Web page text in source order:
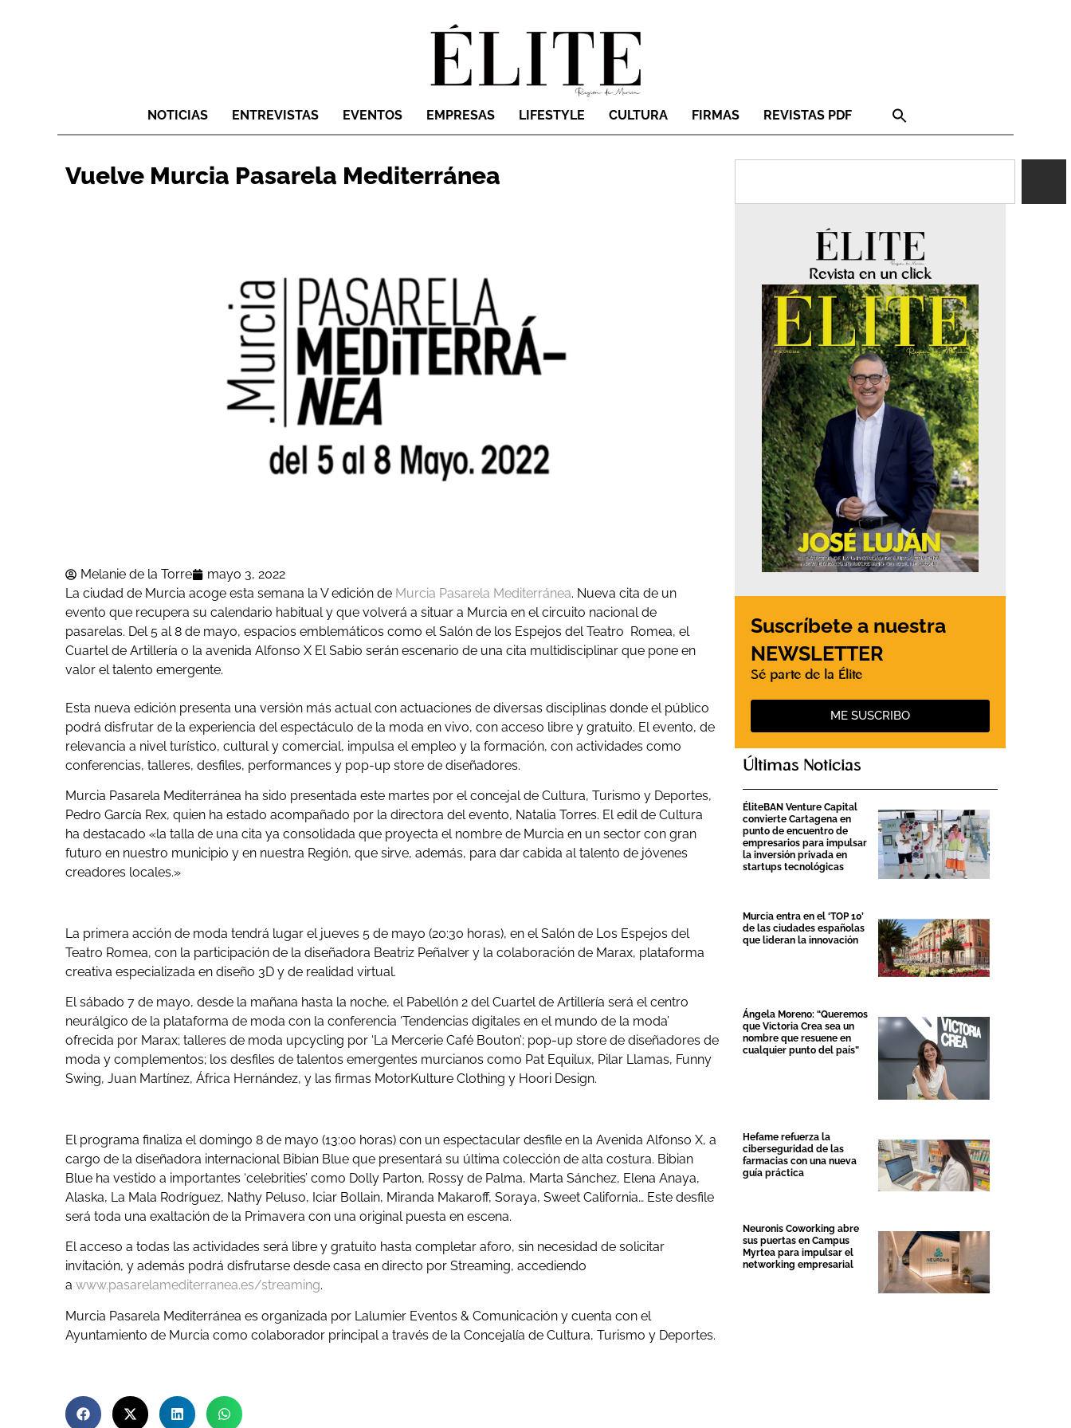
NOTICIAS ENTREVISTAS EVENTOS EMPRESAS LIFESTYLE CULTURA FIRMAS REVISTAS PDF
Vuelve Murcia Pasarela Mediterránea
Melanie de la Torre
mayo 3, 2022
La ciudad de Murcia acoge esta semana la V edición de Murcia Pasarela Mediterránea. Nueva cita de un
evento que recupera su calendario habitual y que volverá a situar a Murcia en el circuito nacional de
pasarelas. Del 5 al 8 de mayo, espacios emblemáticos como el Salón de los Espejos del Teatro Romea, el
Cuartel de Artillería o la avenida Alfonso X El Sabio serán escenario de una cita multidisciplinar que pone en
valor el talento emergente.
Esta nueva edición presenta una versión más actual con actuaciones de diversas disciplinas donde el público
podrá disfrutar de la experiencia del espectáculo de la moda en vivo, con acceso libre y gratuito. El evento, de
relevancia a nivel turístico, cultural y comercial, impulsa el empleo y la formación, con actividades como
conferencias, talleres, desfiles, performances y pop-up store de diseñadores.
Murcia Pasarela Mediterránea ha sido presentada este martes por el concejal de Cultura, Turismo y Deportes,
Pedro García Rex, quien ha estado acompañado por la directora del evento, Natalia Torres. El edil de Cultura
ha destacado «la talla de una cita ya consolidada que proyecta el nombre de Murcia en un sector con gran
futuro en nuestro municipio y en nuestra Región, que sirve, además, para dar cabida al talento de jóvenes
creadores locales.»
La primera acción de moda tendrá lugar el jueves 5 de mayo (20:30 horas), en el Salón de Los Espejos del
Teatro Romea, con la participación de la diseñadora Beatriz Peñalver y la colaboración de Marax, plataforma
creativa especializada en diseño 3D y de realidad virtual.
El sábado 7 de mayo, desde la mañana hasta la noche, el Pabellón 2 del Cuartel de Artillería será el centro
neurálgico de la plataforma de moda con la conferencia ‘Tendencias digitales en el mundo de la moda’
ofrecida por Marax; talleres de moda upcycling por ‘La Mercerie Café Bouton’; pop-up store de diseñadores de
moda y complementos; los desfiles de talentos emergentes murcianos como Pat Equilux, Pilar Llamas, Funny
Swing, Juan Martínez, África Hernández, y las firmas MotorKulture Clothing y Hoori Design.
El programa finaliza el domingo 8 de mayo (13:00 horas) con un espectacular desfile en la Avenida Alfonso X, a
cargo de la diseñadora internacional Bibian Blue que presentará su última colección de alta costura. Bibian
Blue ha vestido a importantes ‘celebrities’ como Dolly Parton, Rossy de Palma, Marta Sánchez, Elena Anaya,
Alaska, La Mala Rodríguez, Nathy Peluso, Iciar Bollain, Miranda Makaroff, Soraya, Sweet California… Este desfile
será toda una exaltación de la Primavera con una original puesta en escena.
El acceso a todas las actividades será libre y gratuito hasta completar aforo, sin necesidad de solicitar
invitación, y además podrá disfrutarse desde casa en directo por Streaming, accediendo
a www.pasarelamediterranea.es/streaming.
Murcia Pasarela Mediterránea es organizada por Lalumier Eventos & Comunicación y cuenta con el
Ayuntamiento de Murcia como colaborador principal a través de la Concejalía de Cultura, Turismo y Deportes.
Revista en un click
Suscríbete a nuestra
NEWSLETTER
Sé parte de la Élite
ME SUSCRIBO
Últimas Noticias
ÉliteBAN Venture Capital
convierte Cartagena en
punto de encuentro de
empresarios para impulsar
la inversión privada en
startups tecnológicas
Murcia entra en el ‘TOP 10’
de las ciudades españolas
que lideran la innovación
Ángela Moreno: “Queremos
que Victoria Crea sea un
nombre que resuene en
cualquier punto del país”
Hefame refuerza la
ciberseguridad de las
farmacias con una nueva
guía práctica
Neuronis Coworking abre
sus puertas en Campus
Myrtea para impulsar el
networking empresarial